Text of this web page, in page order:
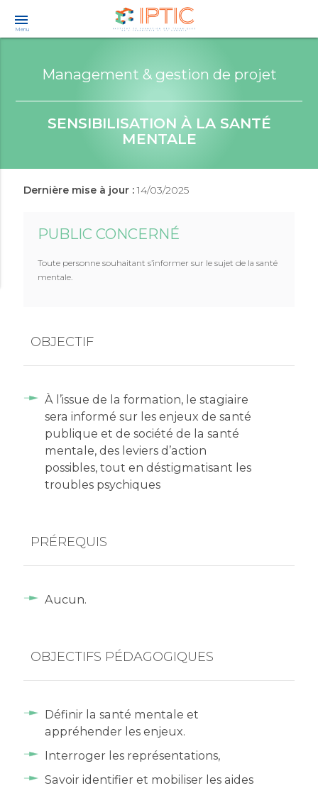
menu
Menu
Management & gestion de projet
SENSIBILISATION À LA SANTÉ
MENTALE
Dernière mise à jour :14/03/2025
PUBLIC CONCERNÉ
Toute personne souhaitant s’informer sur le sujet de la santé
mentale.
OBJECTIF
À l’issue de la formation, le stagiaire
sera informé sur les enjeux de santé
publique et de société de la santé
mentale, des leviers d’action
possibles, tout en déstigmatisant les
troubles psychiques
PRÉREQUIS
Aucun.
OBJECTIFS PÉDAGOGIQUES
Définir la santé mentale et
appréhender les enjeux.
Interroger les représentations,
Savoir identifier et mobiliser les aides